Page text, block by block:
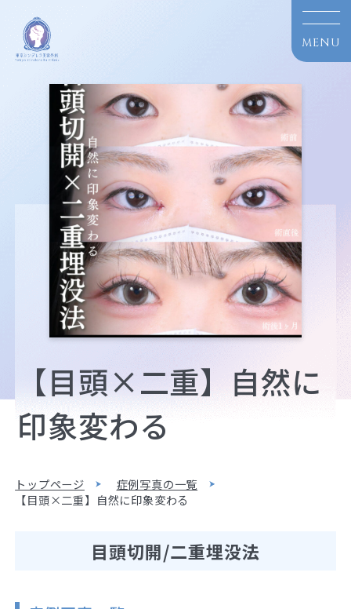
【目頭×二重】自然に
印象変わる
トップページ
症例写真の一覧
【目頭×二重】自然に印象変わる
目頭切開/二重埋没法